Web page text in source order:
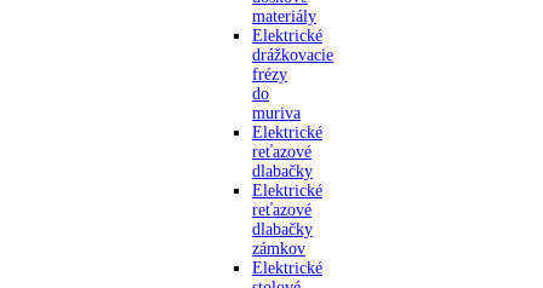
materiály
Elektrické
drážkovacie
frézy
do
muriva
Elektrické
reťazové
dlabačky
Elektrické
reťazové
dlabačky
zámkov
Elektrické